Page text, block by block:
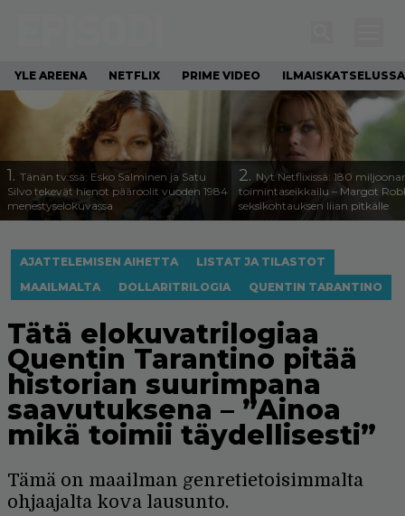
YLE AREENA NETFLIX PRIME VIDEO ILMAISKATSELUSSA
1. Tänän tv:ssä: Esko Salminen ja Satu
Silvo tekevät hienot pääroolit vuoden 1984
menestyselokuvassa
2. Nyt Netflixissä: 180
toimintaseikkailu – Margot
seksikohtauksen liian pitkälle
AJATTELEMISEN AIHETTA
LISTAT JA TILASTOT
MAAILMALTA
DOLLARITRILOGIA QUENTIN TARANTINO
Tätä elokuvatrilogiaa
Quentin Tarantino pitää
historian suurimpana
saavutuksena – ”Ainoa
mikä toimii täydellisesti”
Tämä on maailman genretietoisimmalta
ohjaajalta kova lausunto.